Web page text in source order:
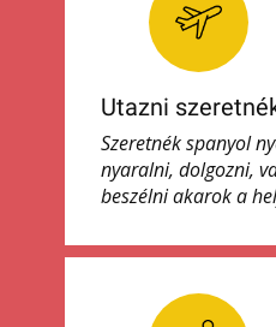
Utazni
Szeretnék spanyol
nyaralni, dolgozni,
beszélni akarok a